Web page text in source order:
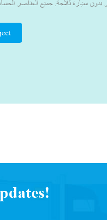
سيارة ثلاجة. جميع العناصر
مئوية أو درجات الحرارة الأخرى ذات
والسلبية، يمكننا تصميم حلول مناسبة.